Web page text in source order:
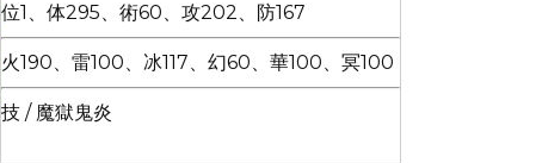
位1、体295、術60、攻202、防167
火190、雷100、冰117、幻60、華100、冥100
技 / 魔獄鬼炎